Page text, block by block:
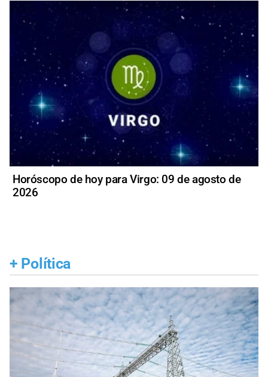
Horóscopo de hoy para Virgo: 09 de agosto de
2026
+ Política